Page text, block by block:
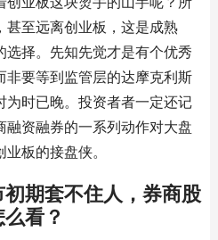
甚至远离创业板，这是成熟
选择。先知先觉才是有个优秀
非要等到监管层的达摩克利斯
为时已晚。投资者者一定还记
融资融券的一系列动作对大盘
板的接盘侠。
期套不住人，券商股
看？